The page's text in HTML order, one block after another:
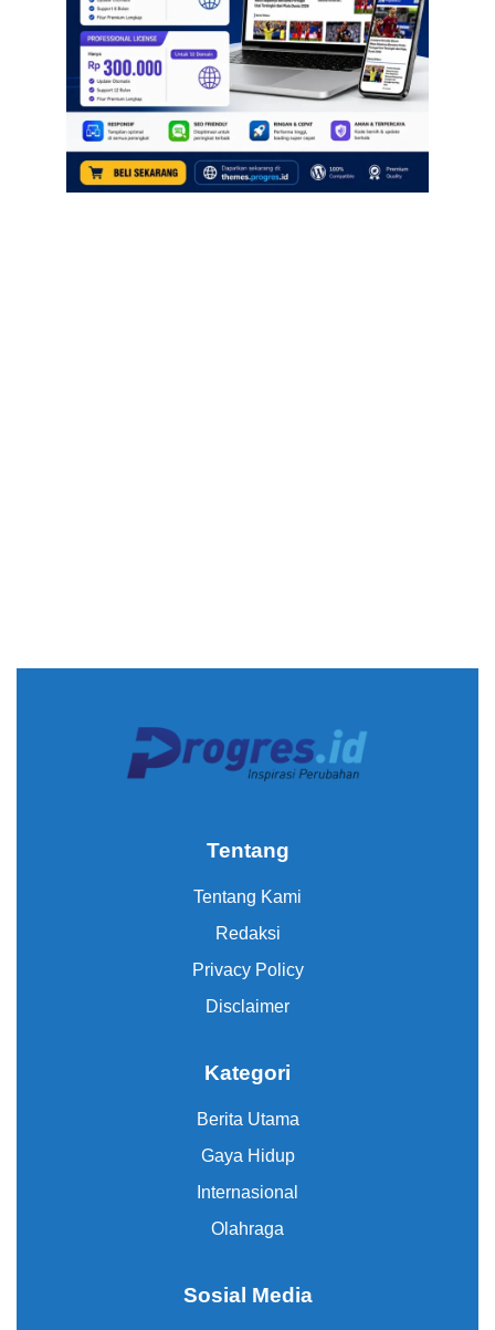
Tentang
Tentang Kami
Redaksi
Privacy Policy
Disclaimer
Kategori
Berita Utama
Gaya Hidup
Internasional
Olahraga
Sosial Media